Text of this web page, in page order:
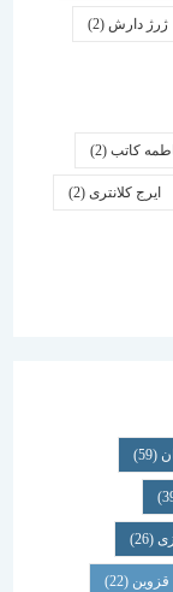
(2)
(2)
(2)